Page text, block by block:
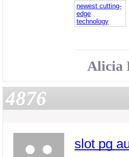
newest cutting-
edge
technology
Alicia
4876
slot pg